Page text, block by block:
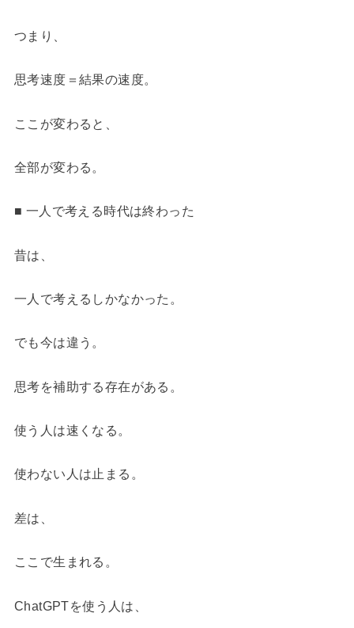
つまり、
思考速度＝結果の速度。
ここが変わると、
全部が変わる。
■ 一人で考える時代は終わった
昔は、
一人で考えるしかなかった。
でも今は違う。
思考を補助する存在がある。
使う人は速くなる。
使わない人は止まる。
差は、
ここで生まれる。
ChatGPTを使う人は、